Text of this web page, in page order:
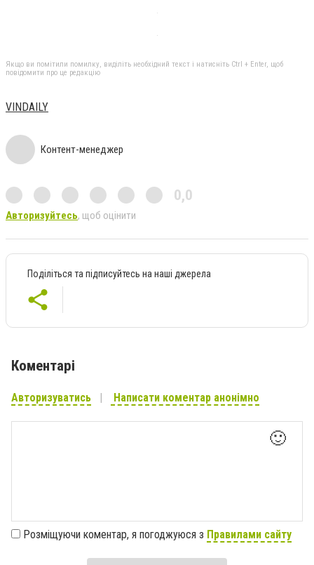
Якщо ви помітили помилку, виділіть необхідний текст і натисніть Ctrl + Enter, щоб
повідомити про це редакцію
VINDAILY
Контент-менеджер
0,0
Авторизуйтесь, щоб оцінити
Поділіться та підписуйтесь на наші джерела
Коментарі
Авторизуватись Написати коментар анонімно
🙂
Розміщуючи коментар, я погоджуюся з Правилами сайту